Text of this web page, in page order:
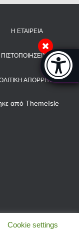
Μπάρα
Η ΕΤΑΙΡΕΊΑ
ΠΙΣΤΟΠΟΙΉΣΕΙΣ
ΑΠΟΡΡΉΤΟΥ
από ThemeIsle
Cookie settings